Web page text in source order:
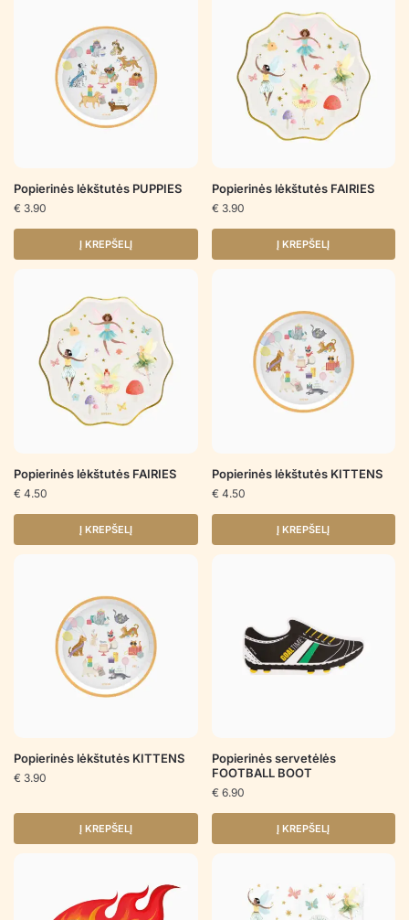
Popierinės lėkštutės PUPPIES
€ 3.90
Į KREPŠELĮ
Popierinės lėkštutės FAIRIES
€ 3.90
Į KREPŠELĮ
Popierinės lėkštutės FAIRIES
€ 4.50
Į KREPŠELĮ
Popierinės lėkštutės KITTENS
€ 4.50
Į KREPŠELĮ
Popierinės lėkštutės KITTENS
€ 3.90
Į KREPŠELĮ
Popierinės servetėlės
FOOTBALL BOOT
€ 6.90
Į KREPŠELĮ